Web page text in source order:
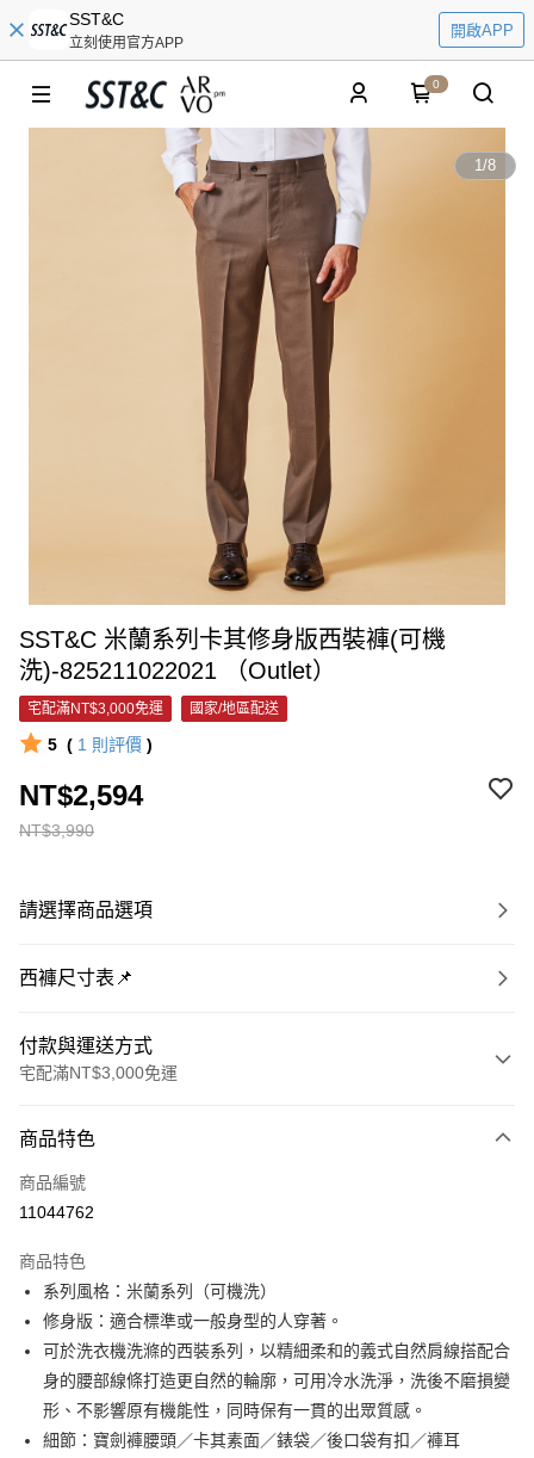
SST&C
立刻使用官方APP
開啟APP
0
1/8
SST&C 米蘭系列卡其修身版西裝褲(可機
洗)-825211022021 （Outlet）
宅配滿NT$3,000免運 國家/地區配送
5 ( 1 則評價 )
NT$3,990
NT$2,594
請選擇商品選項
西褲尺寸表📌
付款與運送方式
宅配滿NT$3,000免運
信用卡一次付款
信用卡分期付款
合作金庫商業銀行
華南商業銀行
上海商業儲蓄銀行
台北富邦商業銀行
國泰世華商業銀行
兆豐國際商業銀行
臺灣中小企業銀行
台中商業銀行
匯豐（台灣）商業銀行
華泰商業銀行
聯邦商業銀行
遠東國際商業銀行
元大商業銀行
永豐商業銀行
6 期 0 利率 每期
華南商業銀行
彰化商業銀行
上海商業儲蓄銀行
台北富邦商業銀行
國泰世華商業銀行
兆豐國際商業銀行
臺灣中小企業銀行
台中商業銀行
匯豐（台灣）商業銀行
華泰商業銀行
LINE Pay
Apple Pay
街口支付
悠遊付
商品特色
商品編號
11044762
商品特色
系列風格：米蘭系列（可機洗）
修身版：適合標準或一般身型的人穿著。
可於洗衣機洗滌的西裝系列，以精細柔和的義式自然肩線搭配合
身的腰部線條打造更自然的輪廓，可用冷水洗淨，洗後不磨損變
形、不影響原有機能性，同時保有一貫的出眾質感。
細節：寶劍褲腰頭／卡其素面／錶袋／後口袋有扣／褲耳